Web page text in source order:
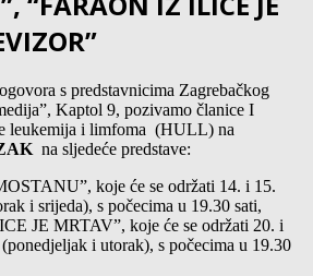
s predstavnicima Zagrebačkog
Kaptol 9, pozivamo članice I
leukemija i limfoma (HULL) na
na sljedeće predstave:
koje će se održati 14. i 15.
i srijeda), s počecima u 19.30 sati,
JE MRTAV”, koje će se održati 20. i
i utorak), s počecima u 19.30